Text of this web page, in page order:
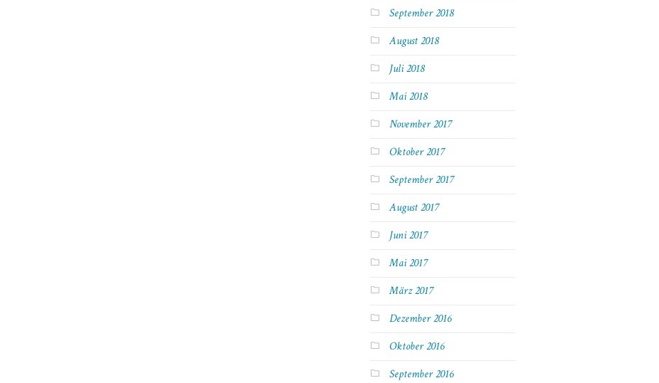
September 2018
August 2018
Juli 2018
Mai 2018
November 2017
Oktober 2017
September 2017
August 2017
Juni 2017
Mai 2017
März 2017
Dezember 2016
Oktober 2016
September 2016